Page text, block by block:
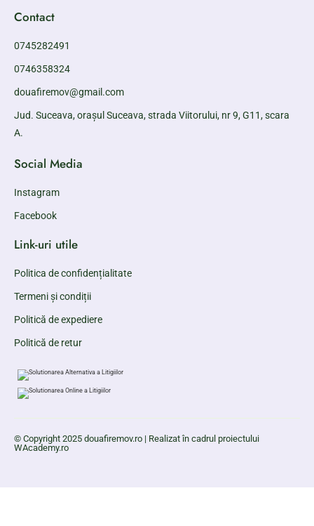
Contact
0745282491
0746358324
douafiremov@gmail.com
Jud. Suceava, orașul Suceava, strada Viitorului, nr 9, G11, scara
A.
Social Media
Instagram
Facebook
Link-uri utile
Politica de confidențialitate
Termeni și condiții
Politică de expediere
Politică de retur
© Copyright 2025 douafiremov.ro | Realizat în cadrul proiectului
WAcademy.ro